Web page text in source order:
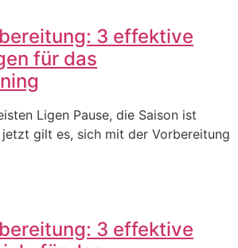
3 effektive
für das
Ligen Pause, die Saison ist
gilt es, sich mit der Vorbereitung
3 effektive